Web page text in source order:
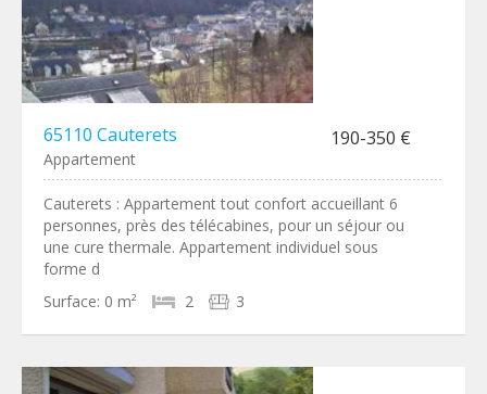
65110 Cauterets 190-350 €
Appartement
Cauterets : Appartement tout confort accueillant 6
personnes, près des télécabines, pour un séjour ou
une cure thermale. Appartement individuel sous
forme d
Surface: 0 m² 2 3